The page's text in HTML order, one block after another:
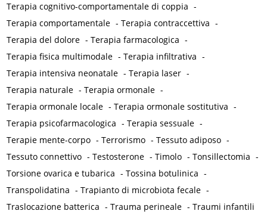
Terapia cognitivo-comportamentale di coppia -
Terapia comportamentale -Terapia contraccettiva -
Terapia del dolore -Terapia farmacologica -
Terapia fisica multimodale -Terapia infiltrativa -
Terapia intensiva neonatale -Terapia laser -
Terapia naturale -Terapia ormonale -
Terapia ormonale locale -Terapia ormonale sostitutiva -
Terapia psicofarmacologica -Terapia sessuale -
Terapie mente-corpo -Terrorismo -Tessuto adiposo -
Tessuto connettivo -Testosterone -Timolo -Tonsillectomia -
Torsione ovarica e tubarica -Tossina botulinica -
Transpolidatina -Trapianto di microbiota fecale -
Traslocazione batterica -Trauma perineale -Traumi infantili